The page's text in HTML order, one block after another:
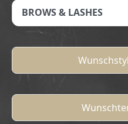
BROWS & LASHES